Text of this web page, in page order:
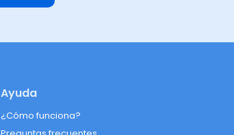
Ayuda
¿Cómo funciona?